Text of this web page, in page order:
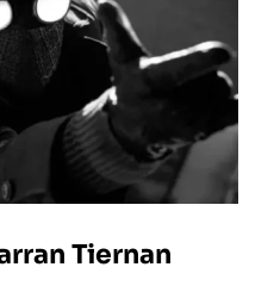
Tiernan